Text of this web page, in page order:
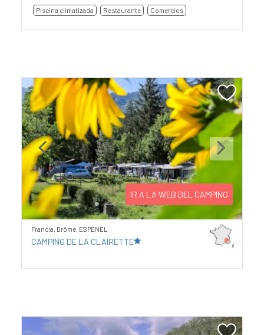
Piscina climatizada Restaurante Comercios
Previous Next
IR A LA WEB DEL CAMPING
Francia, Drôme, ESPENEL
CAMPING DE LA CLAIRETTE